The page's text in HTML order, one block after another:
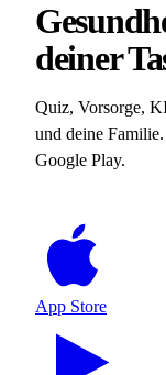
deiner
Quiz, Vorsorge,
und deine
Google Play.
App Store